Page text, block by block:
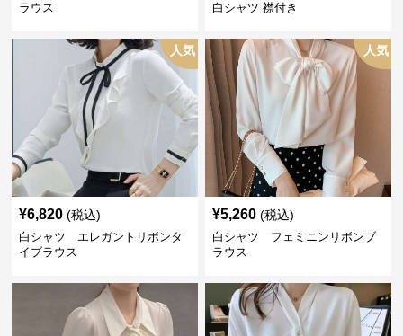
ラウス
白シャツ 襟付き
人気
¥6,820 (税込)
白シャツ エレガントリボンタ
イブラウス
人気
¥5,260 (税込)
白シャツ フェミニンリボンブ
ラウス